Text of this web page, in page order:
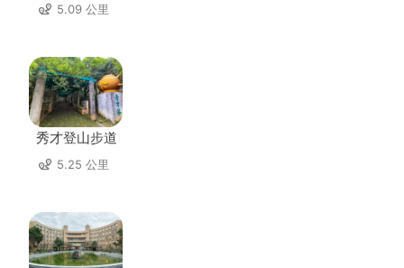
5.09 公里
秀才登山步道
5.25 公里